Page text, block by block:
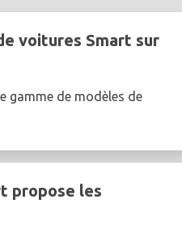
voitures Smart sur
gamme de modèles de
propose les